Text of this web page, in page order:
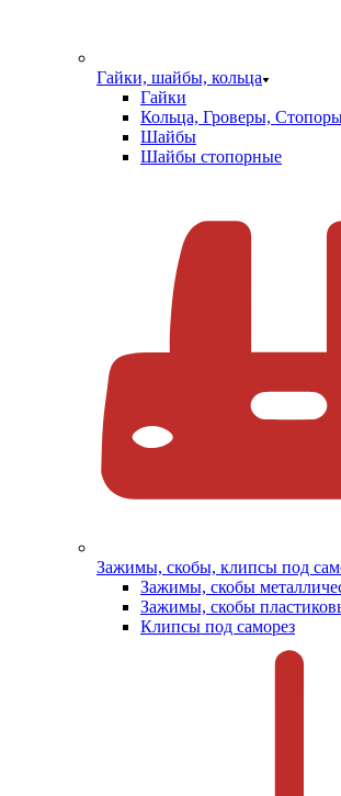
Гайки, шайбы, кольца
Гайки
Кольца, Гроверы,
Шайбы
Шайбы стопорные
Зажимы, скобы, клипсы под
Зажимы, скобы
Зажимы, скобы
Клипсы под саморез